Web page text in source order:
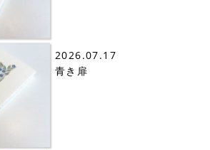
2026.07.17
青き扉